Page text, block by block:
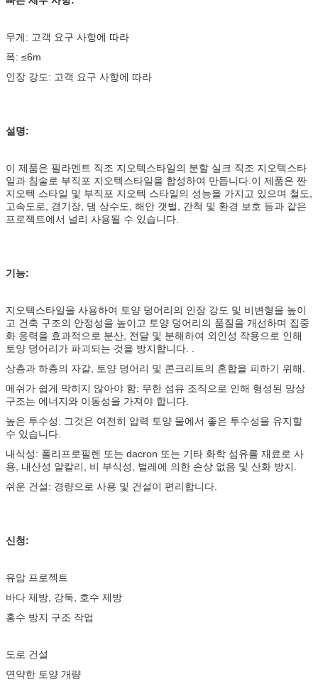
무게: 고객 요구 사항에 따라
폭: ≤6m
인장 강도: 고객 요구 사항에 따라
설명:
이 제품은 필라멘트 직조 지오텍스타일의 분할 실크 직조 지오텍스타
일과 침술로 부직포 지오텍스타일을 합성하여 만듭니다.이 제품은 짠
지오텍 스타일 및 부직포 지오텍 스타일의 성능을 가지고 있으며 철도,
고속도로, 경기장, 댐 상수도, 해안 갯벌, 간척 및 환경 보호 등과 같은
프로젝트에서 널리 사용될 수 있습니다.
기능:
지오텍스타일을 사용하여 토양 덩어리의 인장 강도 및 비변형을 높이
고 건축 구조의 안정성을 높이고 토양 덩어리의 품질을 개선하며 집중
화 응력을 효과적으로 분산, 전달 및 분해하여 외인성 작용으로 인해
토양 덩어리가 파괴되는 것을 방지합니다. .
상층과 하층의 자갈, 토양 덩어리 및 콘크리트의 혼합을 피하기 위해.
메쉬가 쉽게 막히지 않아야 함: 무한 섬유 조직으로 인해 형성된 망상
구조는 에너지와 이동성을 가져야 합니다.
높은 투수성: 그것은 여전히 ​​압력 토양 물에서 좋은 투수성을 유지할
수 있습니다.
내식성: 폴리프로필렌 또는 dacron 또는 기타 화학 섬유를 재료로 사
용, 내산성 알칼리, 비 부식성, 벌레에 의한 손상 없음 및 산화 방지.
쉬운 건설: 경량으로 사용 및 건설이 편리합니다.
신청:
유압 프로젝트
바다 제방, 강둑, 호수 제방
홍수 방지 구조 작업
도로 건설
연약한 토양 개량